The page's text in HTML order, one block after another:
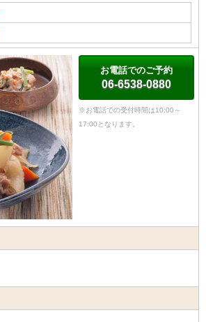
お電話でのご予約
06-6538-0880
※お電話での受付時間は10:00～
17:00となります。